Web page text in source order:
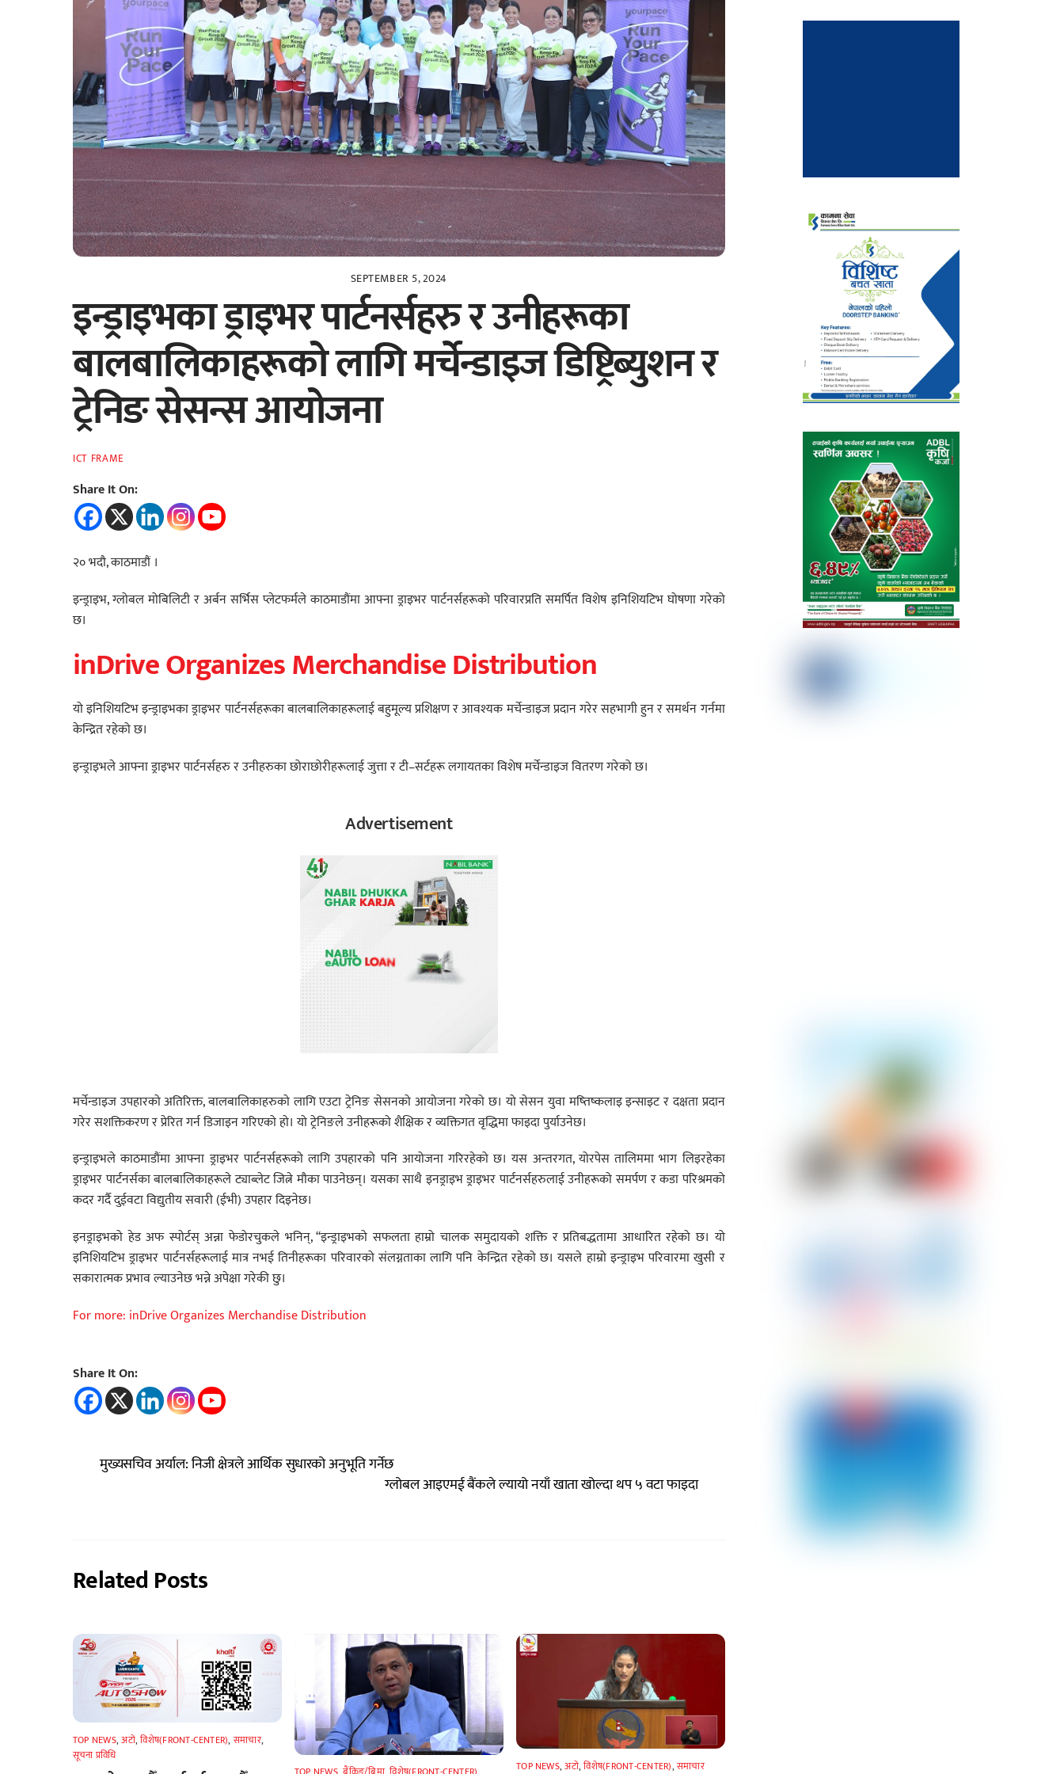
SEPTEMBER 5, 2024
इन्ड्राइभका ड्राइभर पार्टनर्सहरु र उनीहरूका
बालबालिकाहरूको लागि मर्चेन्डाइज डिष्ट्रिब्युशन र
ट्रेनिङ सेसन्स आयोजना
ICT FRAME
Share It On:
२० भदौ, काठमाडौं ।
इन्ड्राइभ, ग्लोबल मोबिलिटी र अर्बन सर्भिस प्लेटफर्मले काठमाडौंमा आफ्ना ड्राइभर पार्टनर्सहरूको परिवारप्रति समर्पित विशेष इनिशियटिभ घोषणा गरेको
छ।
inDrive Organizes Merchandise Distribution
यो इनिशियटिभ इन्ड्राइभका ड्राइभर पार्टनर्सहरूका बालबालिकाहरूलाई बहुमूल्य प्रशिक्षण र आवश्यक मर्चेन्डाइज प्रदान गरेर सहभागी हुन र समर्थन गर्नमा
केन्द्रित रहेको छ।
इन्ड्राइभले आफ्ना ड्राइभर पार्टनर्सहरु र उनीहरुका छोराछोरीहरूलाई जुत्ता र टी–सर्टहरू लगायतका विशेष मर्चेन्डाइज वितरण गरेको छ।
Advertisement
मर्चेन्डाइज उपहारको अतिरिक्त, बालबालिकाहरुको लागि एउटा ट्रेनिङ सेसनको आयोजना गरेको छ। यो सेसन युवा मष्तिष्कलाइ इन्साइट र दक्षता प्रदान
गरेर सशक्तिकरण र प्रेरित गर्न डिजाइन गरिएको हो। यो ट्रेनिङले उनीहरूको शैक्षिक र व्यक्तिगत वृद्धिमा फाइदा पु‍र्याउनेछ।
इन्ड्राइभले काठमाडौंमा आफ्ना ड्राइभर पार्टनर्सहरूको लागि उपहारको पनि आयोजना गरिरहेको छ। यस अन्तरगत, योरपेस तालिममा भाग लिइरहेका
ड्राइभर पार्टनर्सका बालबालिकाहरूले ट्याब्लेट जित्ने मौका पाउनेछन्। यसका साथै इनड्राइभ ड्राइभर पार्टनर्सहरुलाई उनीहरूको समर्पण र कडा परिश्रमको
कदर गर्दै दुईवटा विद्युतीय सवारी (ईभी) उपहार दिइनेछ।
इनड्राइभको हेड अफ स्पोर्टस् अन्ना फेडोरचुकले भनिन्, “इन्ड्राइभको सफलता हाम्रो चालक समुदायको शक्ति र प्रतिबद्धतामा आधारित रहेको छ। यो
इनिशियटिभ ड्राइभर पार्टनर्सहरूलाई मात्र नभई तिनीहरूका परिवारको संलग्नताका लागि पनि केन्द्रित रहेको छ। यसले हाम्रो इन्ड्राइभ परिवारमा खुसी र
सकारात्मक प्रभाव ल्याउनेछ भन्ने अपेक्षा गरेकी छु।
For more: inDrive Organizes Merchandise Distribution
Share It On:
मुख्यसचिव अर्याल: निजी क्षेत्रले आर्थिक सुधारको अनुभूति गर्नेछ
ग्लोबल आइएमई बैंकले ल्यायो नयाँ खाता खोल्दा थप ५ वटा फाइदा
Related Posts
TOP NEWS,अटाे,विशेष(FRONT-CENTER), समाचार,
सूचना प्रविधि
TOP NEWS,अटाे,विशेष(FRONT-CENTER),समाचार